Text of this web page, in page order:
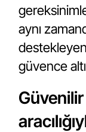
aynı
destekleyen
güvence
Güvenilir